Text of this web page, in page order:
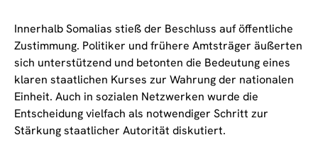
Innerhalb Somalias stieß der Beschluss auf öffentliche
Zustimmung. Politiker und frühere Amtsträger äußerten
sich unterstützend und betonten die Bedeutung eines
klaren staatlichen Kurses zur Wahrung der nationalen
Einheit. Auch in sozialen Netzwerken wurde die
Entscheidung vielfach als notwendiger Schritt zur
Stärkung staatlicher Autorität diskutiert.